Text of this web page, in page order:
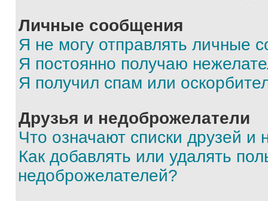
Личные сообщения
Я не могу отправлять личные
Я постоянно получаю
Я получил спам или
Друзья и недоброжелатели
Что означают списки друзей и
Как добавлять или удалять
недоброжелателей?